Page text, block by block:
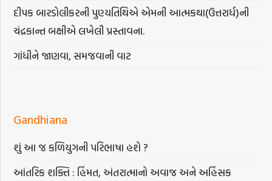
દીપક બારડોલીકરની પુણ્યતિથિએ એમની આત્મકથા(ઉત્તરાર્ધ)ની
ચંદ્રકાન્ત બક્ષીએ લખેલી પ્રસ્તાવના.
ગાંધીને જાણવા, સમજવાની વાટ
Gandhiana
શું આ જ કળિયુગની પરિભાષા હશે ?
આંતરિક શક્તિ : હિંમત, અંતરાત્માનો અવાજ અને અહિંસક